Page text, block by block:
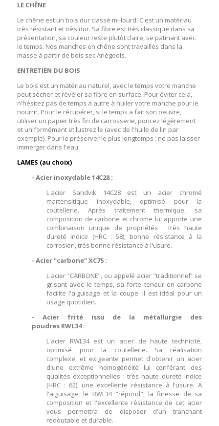
LE CHÊNE
Le chêne est un bois dur classé mi-lourd. C'est un matériau
très résistant et très dur. Sa fibre est très classique dans sa
présentation, sa couleur reste plutôt claire, se patinant avec
le temps. Nos manches en chêne sont travaillés dans la
masse à partir de bois sec Ariégeois.
ENTRETIEN DU BOIS
Le bois est un matériau naturel, avec le temps votre manche
peut sécher et révéler sa fibre en surface. Pour éviter cela,
n'hésitez pas de temps à autre à huiler votre manche pour le
nourrir. Pour le récupérer, si le temps a fait son oeuvre,
utiliser un papier très fin de carrosserie, poncez légèrement
et uniformément et lustrez le (avec de l'huile de lin par
exemple). Pour le préserver le plus longtemps : ne pas laisser
immerger dans l'eau.
LAMES (au choix)
- Acier inoxydable 14C28 :
L'acier Sandvik 14C28 est un acier chromé
martensitique inoxydable, optimisé pour la
coutellerie. Après traitement thermique, sa
composition de carbone et chrome lui apporte une
combinaison unique de propriétés : très haute
dureté indice (HRC : 58), bonne résistance à la
corrosion, très bonne résistance à l'usure.
- Acier "carbone" XC75 :
L'acier “CARBONE”, ou appelé acier “traditionnel” se
grisant avec le temps, sa forte teneur en carbone
facilite l'aiguisage et la coupe. Il est idéal pour un
usage quotidien.
- Acier frité issu de la métallurgie des
poudres RWL34 :
L'acier RWL34 est un acier de haute technicité,
optimisé pour la coutellerie. Sa réalisation
complexe, et exigeante permet d'obtenir un acier
d'une extrême homogénéité lui conférant des
qualités exceptionnelles : très haute dureté indice
(HRC : 62), une excellente résistance à l'usure. A
l'aiguisage, le RWL34 "répond", la finesse de sa
composition et l'excellente résistance de cet acier
vous permettra de disposer d'un tranchant
redoutable et durable.